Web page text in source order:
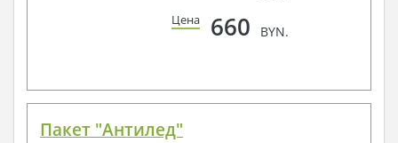
Цена 660 BYN.
Пакет "Антилед"